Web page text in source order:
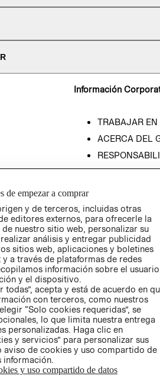
Información
TRABAJAR EN
ACERCA DEL
PRENSA
RELACIÓN
POLÍTICA
de empezar a comprar
y de terceros, incluidas otras
editores externos, para ofrecerle la
nuestro sitio web, personalizar su
análisis y entregar publicidad
sitios web, aplicaciones y boletines
a través de plataformas de redes
información sobre el usuario,
y el dispositivo.
todas”, acepta y está de acuerdo en
con terceros, como nuestros
“Solo cookies requeridas”, se
lo que limita nuestra entrega
personalizadas. Haga clic en
y servicios” para personalizar sus
aviso de cookies y uso compartido de
y uso compartido de datos